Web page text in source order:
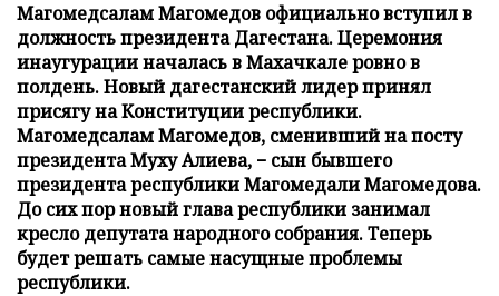
Магомедсалам Магомедов официально вступил в
должность президента Дагестана. Церемония
инаугурации началась в Махачкале ровно в
полдень. Новый дагестанский лидер принял
присягу на Конституции республики.
Магомедсалам Магомедов, сменивший на посту
президента Муху Алиева, − сын бывшего
президента республики Магомедали Магомедова.
До сих пор новый глава республики занимал
кресло депутата народного собрания. Теперь
будет решать самые насущные проблемы
республики.